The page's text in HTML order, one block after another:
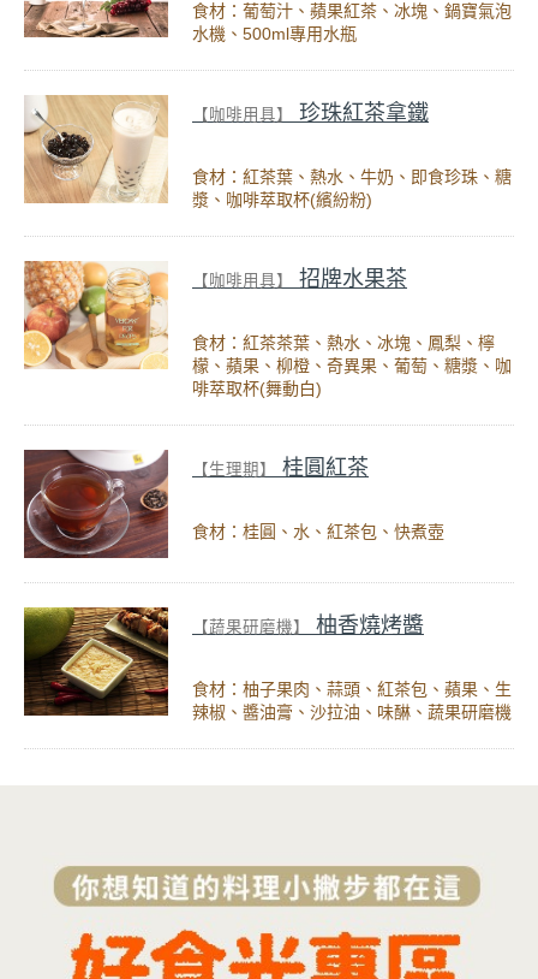
食材：葡萄汁、蘋果紅茶、冰塊、鍋寶氣泡
水機、500ml專用水瓶
【咖啡用具】 珍珠紅茶拿鐵
食材：紅茶葉、熱水、牛奶、即食珍珠、糖
漿、咖啡萃取杯(繽紛粉)
【咖啡用具】 招牌水果茶
食材：紅茶茶葉、熱水、冰塊、鳳梨、檸
檬、蘋果、柳橙、奇異果、葡萄、糖漿、咖
啡萃取杯(舞動白)
【生理期】 桂圓紅茶
食材：桂圓、水、紅茶包、快煮壺
【蔬果研磨機】 柚香燒烤醬
食材：柚子果肉、蒜頭、紅茶包、蘋果、生
辣椒、醬油膏、沙拉油、味醂、蔬果研磨機